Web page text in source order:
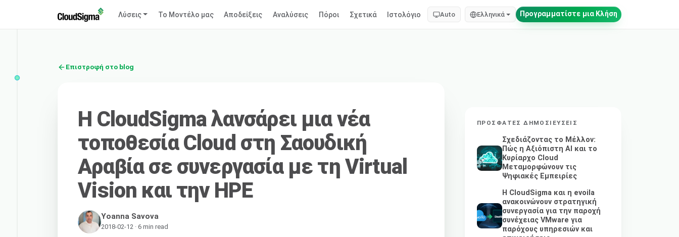
Λύσεις Το Μοντέλο μας Αποδείξεις Αναλύσεις Πόροι Σχετικά Ιστολόγιο Auto Ελληνικά Προγραμματίστε μια Κλήση
Επιστροφή στο blog
Η CloudSigma λανσάρει μια νέα
τοποθεσία Cloud στη Σαουδική
Αραβία σε συνεργασία με τη Virtual
Vision και την HPE
Yoanna Savova
2018-02-12 · 6 min read
ΠΡΌΣΦΑΤΕΣ ΔΗΜΟΣΙΕΎΣΕΙΣ
Σχεδιάζοντας το Μέλλον:
Πώς η Αξιόπιστη AI και το
Κυρίαρχο Cloud
Μεταμορφώνουν τις
Ψηφιακές Εμπειρίες
Η CloudSigma και η evoila
ανακοινώνουν στρατηγική
συνεργασία για την παροχή
συνέχειας VMware για
παρόχους υπηρεσιών και